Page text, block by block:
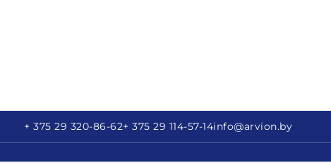
+ 375 29 320-86-62+ 375 29 114-57-14info@arvion.by